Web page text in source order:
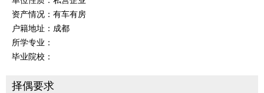
资产情况：有车有房
户籍地址：成都
所学专业：
毕业院校：
择偶要求